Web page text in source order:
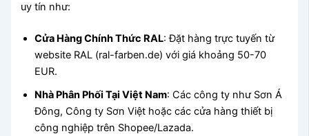
uy tín như:
Cửa Hàng Chính Thức RAL: Đặt hàng trực tuyến từ
website RAL (ral-farben.de) với giá khoảng 50-70
EUR.
Nhà Phân Phối Tại Việt Nam: Các công ty như Sơn Á
Đông, Công ty Sơn Việt hoặc các cửa hàng thiết bị
công nghiệp trên Shopee/Lazada.